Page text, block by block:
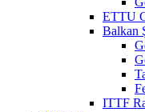
ETTU
Balkan
ITTF